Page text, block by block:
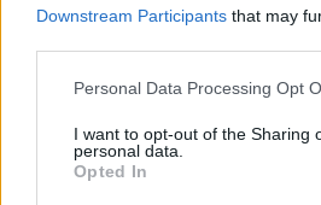
Downstream Participants that may
Personal Data Processing Opt
I want to opt-out of the Sharing
personal data.
Opted In
ΔΙΑΦΗΜΙΣΗ